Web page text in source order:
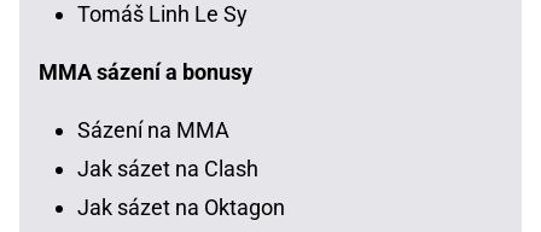
Tomáš Linh Le Sy
MMA sázení a bonusy
Sázení na MMA
Jak sázet na Clash
Jak sázet na Oktagon